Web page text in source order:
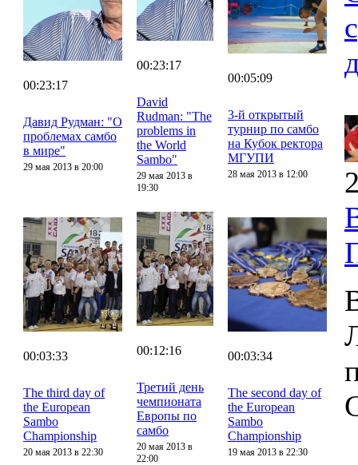
00:23:17
Давид Рудман: "О
проблемах самбо
в мире"
29 мая 2013 в 20:00
00:23:17
David
Rudman: "The
problems in
the World
Sambo"
29 мая 2013 в
19:30
00:05:09
3-й открытый
турнир по самбо
на Кубок ректора
МГУПИ
28 мая 2013 в 12:00
00:03:33
The third day of
the European
Sambo
Championship
20 мая 2013 в 22:30
00:12:16
Третий день
чемпионата
Европы по
самбо
20 мая 2013 в
22:00
00:03:34
The second day of
the European
Sambo
Championship
19 мая 2013 в 22:30